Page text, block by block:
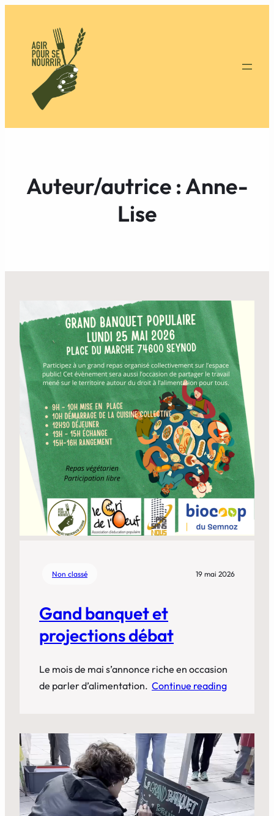
Auteur/autrice :Anne-
Lise
Non classé 19 mai 2026
Gand banquet et
projections débat
Le mois de mai s’annonce riche en occasion
de parler d’alimentation. Continue reading